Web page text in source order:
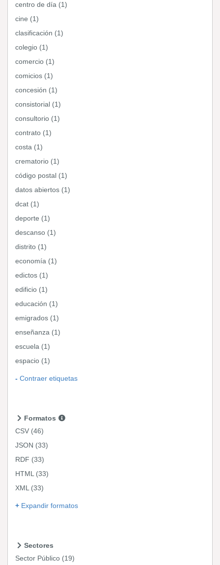
centro de día (1)
cine (1)
clasificación (1)
colegio (1)
comercio (1)
comicios (1)
concesión (1)
consistorial (1)
consultorio (1)
contrato (1)
costa (1)
crematorio (1)
código postal (1)
datos abiertos (1)
dcat (1)
deporte (1)
descanso (1)
distrito (1)
economía (1)
edictos (1)
edificio (1)
educación (1)
emigrados (1)
enseñanza (1)
escuela (1)
espacio (1)
Contraer etiquetas
Formatos
CSV (46)
JSON (33)
RDF (33)
HTML (33)
XML (33)
Expandir formatos
Sectores
Sector Público (19)